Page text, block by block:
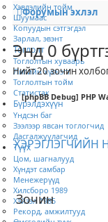
Хэвлэлийн тойм
Шуумаас
Копуудын сэтгэгдэл
Зарлал, эвэнт
Тоглолт
Тоглолтын хуваарь
Лигийн хүснэгт
Тоглолтын тойм
Статистак
Бүрэлдэхүүн
Үндсэн баг
Зээлээр явсан тоглогчид
Дасгалжуулагчид
Түүх
Цом, шагналууд
Хүндэт самбар
Менежерүүд
Хилсборо 1989
Хэйзэл 1985
Рекорд, амжилтууд
Форумын эхлэл
Энд 0
Нийт 20 зочин
[phpBB Debug] PHP
ХЭРЭГЛЭГЧИЙН
Зочин